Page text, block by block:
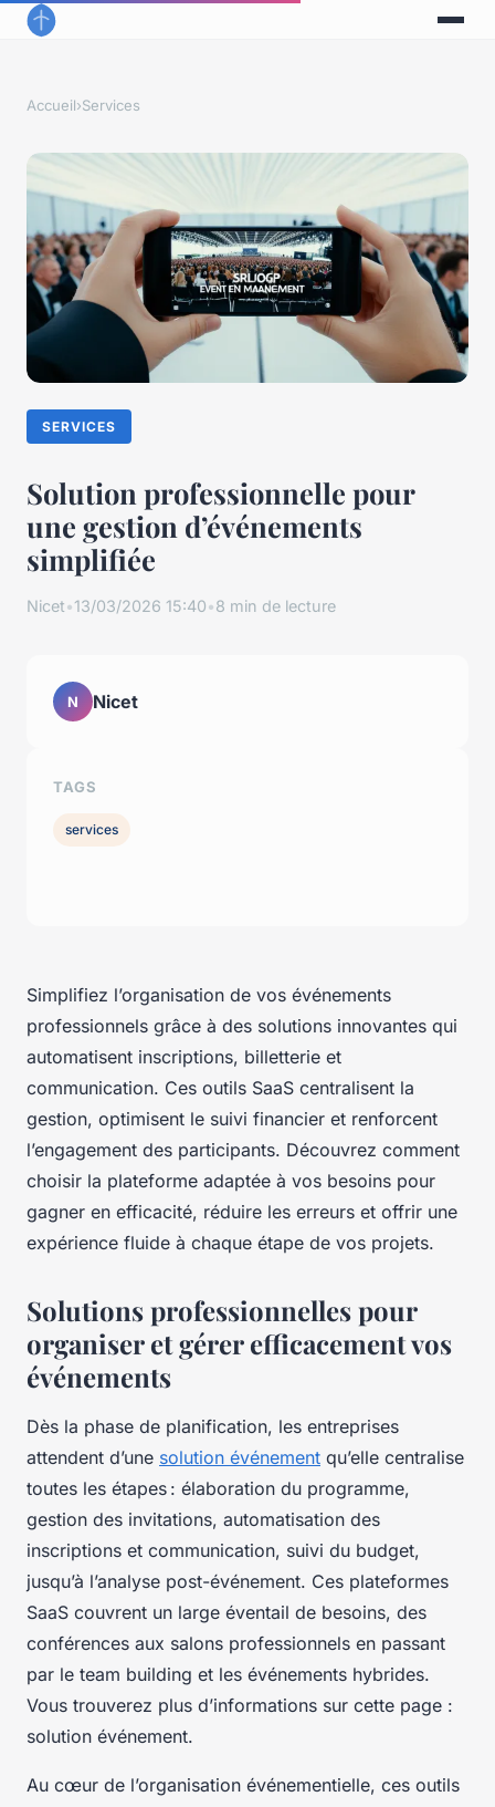
Accueil›Services
SERVICES
Solution professionnelle pour
une gestion d’événements
simplifiée
Nicet•13/03/2026 15:40•8 min de lecture
Simplifiez l’organisation de vos événements
professionnels grâce à des solutions innovantes qui
automatisent inscriptions, billetterie et
communication. Ces outils SaaS centralisent la
gestion, optimisent le suivi financier et renforcent
l’engagement des participants. Découvrez comment
choisir la plateforme adaptée à vos besoins pour
gagner en efficacité, réduire les erreurs et offrir une
expérience fluide à chaque étape de vos projets.
Solutions professionnelles pour
organiser et gérer efficacement vos
événements
Dès la phase de planification, les entreprises
attendent d’une solution événement qu’elle centralise
toutes les étapes : élaboration du programme,
gestion des invitations, automatisation des
inscriptions et communication, suivi du budget,
jusqu’à l’analyse post-événement. Ces plateformes
SaaS couvrent un large éventail de besoins, des
conférences aux salons professionnels en passant
par le team building et les événements hybrides.
Vous trouverez plus d’informations sur cette page :
solution événement.
Au cœur de l’organisation événementielle, ces outils
N Nicet
TAGS
services